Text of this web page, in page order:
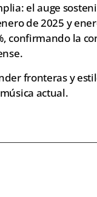
el auge
de 2025 y
confirmando la
fronteras y
actual.